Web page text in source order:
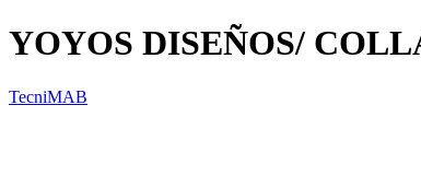
YOYOS DISEÑOS/
TecniMAB